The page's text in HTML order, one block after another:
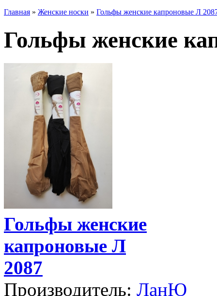
Главная » Женские носки » Гольфы женские капроновые Л
Гольфы женские
Гольфы женские
капроновые Л
2087
Производитель: ЛанЮ